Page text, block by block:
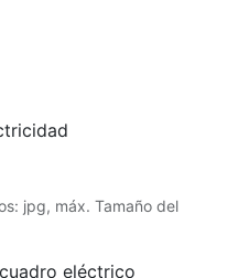
jpg, máx. Tamaño del
eléctrico